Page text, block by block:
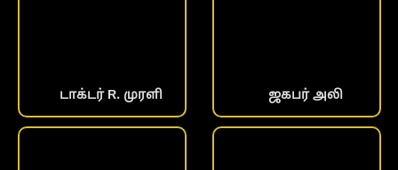
டாக்டர் R. முரளி ஜகபர் அலி